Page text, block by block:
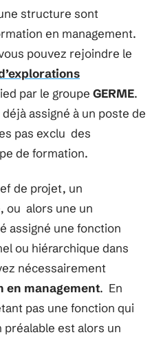
structure sont
en management.
pouvez rejoindre le
par le groupe GERME.
assigné à un poste de
pas exclu des
de formation.
de projet, un
ou alors une un
assigné une fonction
ou hiérarchique dans
nécessairement
en management. En
pas une fonction qui
préalable est alors un